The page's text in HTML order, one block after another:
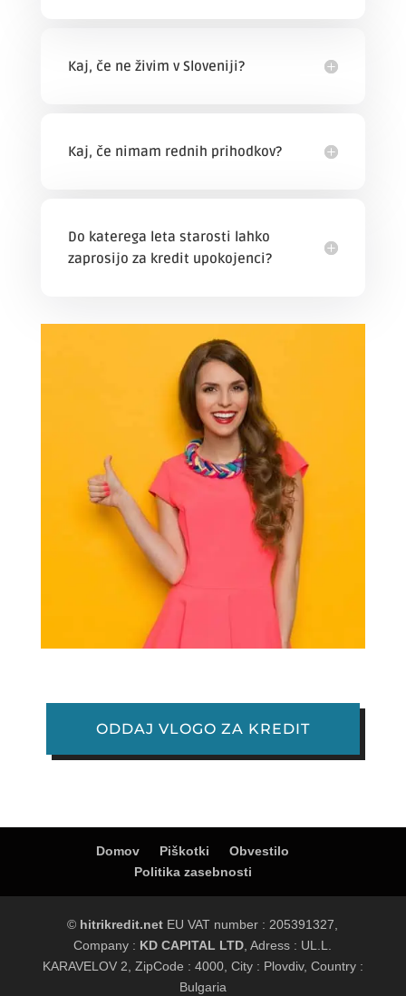
Kaj, če ne živim v Sloveniji?
Kaj, če nimam rednih prihodkov?
Do katerega leta starosti lahko
zaprosijo za kredit upokojenci?
ODDAJ VLOGO ZA KREDIT
Domov Piškotki
Obvestilo
Politika zasebnosti
© hitrikredit.net EU VAT number : 205391327,
Company : KD CAPITAL LTD, Adress : UL.L.
KARAVELOV 2, ZipCode : 4000, City : Plovdiv, Country :
Bulgaria